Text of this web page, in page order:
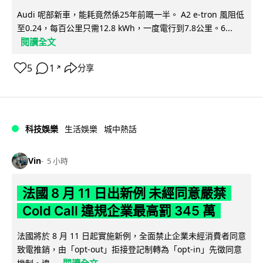
Audi 呢部新車，能耗竟然係25年前嘅一半。 A2 e-tron 風阻低
至0.24，每百公里只需12.8 kWh，一度電行到7.8公里。6...
閱讀全文
5 1 ↗ 分享
科技娛樂 生活娛樂 城中熱話
Vin 5 小時
法國 8 月 11 日出新例 未經同意嚴禁
Cold Call 違規企業最高罰 345 萬
法國將於 8 月 11 日起實施新例，全面禁止企業未經消費者同意
致電推銷，由「opt-out」拒接登記制轉為「opt-in」先徵同意